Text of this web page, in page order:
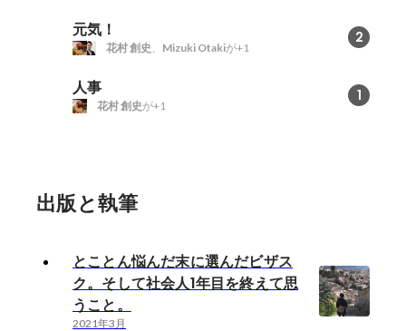
元気！ 2
花村 創史 Mizuki Otakiが+1
人事 1
花村 創史が+1
出版と執筆
とことん悩んだ末に選んだビザス
ク。そして社会人1年目を終えて思
うこと。
2021年3月